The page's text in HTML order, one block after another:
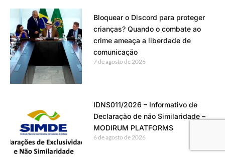
Bloquear o Discord para proteger
crianças? Quando o combate ao
crime ameaça a liberdade de
comunicação
7 de agosto de 2026
IDNS011/2026 – Informativo de
Declaração de não Similaridade –
MODIRUM PLATFORMS
6 de agosto de 2026